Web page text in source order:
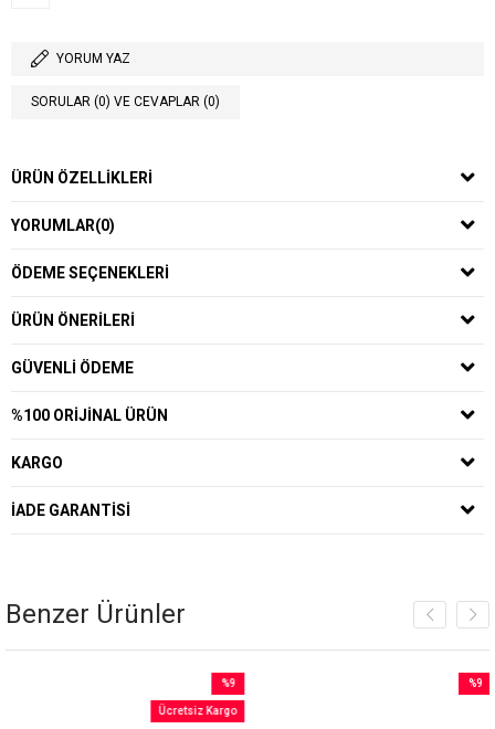
YORUM YAZ
SORULAR (0) VE CEVAPLAR (0)
ÜRÜN ÖZELLIKLERI
YORUMLAR(0)
ÖDEME SEÇENEKLERI
ÜRÜN ÖNERILERI
GÜVENLI ÖDEME
%100 ORIJINAL ÜRÜN
KARGO
İADE GARANTISI
Benzer Ürünler
%9
İndirim
Ücretsiz Kargo
%9